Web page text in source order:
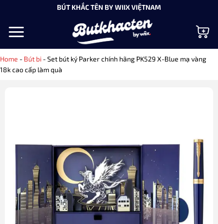
nội
BÚT KHẮC TÊN BY WIIX VIỆTNAM
Home - Bút bi -Set bút ký Parker chính hãng PK529 X-Blue mạ vàng
18k cao cấp làm quà